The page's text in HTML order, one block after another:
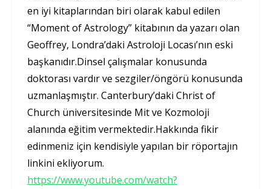
en iyi kitaplarından biri olarak kabul edilen
“Moment of Astrology” kitabının da yazarı olan
Geoffrey, Londra’daki Astroloji Locası’nın eski
başkanıdır.Dinsel çalışmalar konusunda
doktorası vardır ve sezgiler/öngörü konusunda
uzmanlaşmıştır. Canterbury’daki Christ of
Church üniversitesinde Mit ve Kozmoloji
alanında eğitim vermektedir.Hakkında fikir
edinmeniz için kendisiyle yapılan bir röportajın
linkini ekliyorum.
https://www.youtube.com/watch?